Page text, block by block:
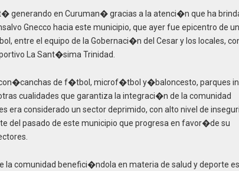
generando en Curuman� gracias a la atenci�n que ha
Gnecco hacia este municipio, que ayer fue epicentro de un
entre el equipo de la Gobernaci�n del Cesar y los locales,
La Sant�sima Trinidad.
de f�tbol, microf�tbol y�baloncesto, parques
cualidades que garantiza la integraci�n de la comunidad
era considerado un sector deprimido, con alto nivel de
del pasado de este municipio que progresa en favor�de su
la comunidad benefici�ndola en materia de salud y deporte